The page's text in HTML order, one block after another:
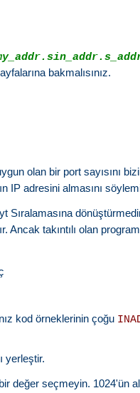
bakmalısınız.
olan bir port sayısını
IP adresini almasını
Sıralamasına
Ancak takıntılı olan
kod örneklerinin çoğu
yerleştir.
değer seçmeyin. 1024'ün